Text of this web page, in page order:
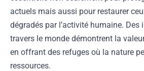
actuels mais aussi pour restaurer
dégradés par l’activité humaine. Des
travers le monde démontrent la
en offrant des refuges où la nature
ressources.